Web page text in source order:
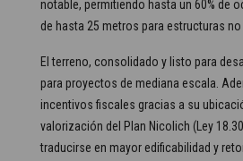
notable, permitiendo hasta un 60% de
de hasta 25 metros para estructuras
El terreno, consolidado y listo para
para proyectos de mediana escala.
incentivos fiscales gracias a su
valorización del Plan Nicolich (Ley
traducirse en mayor edificabilidad y